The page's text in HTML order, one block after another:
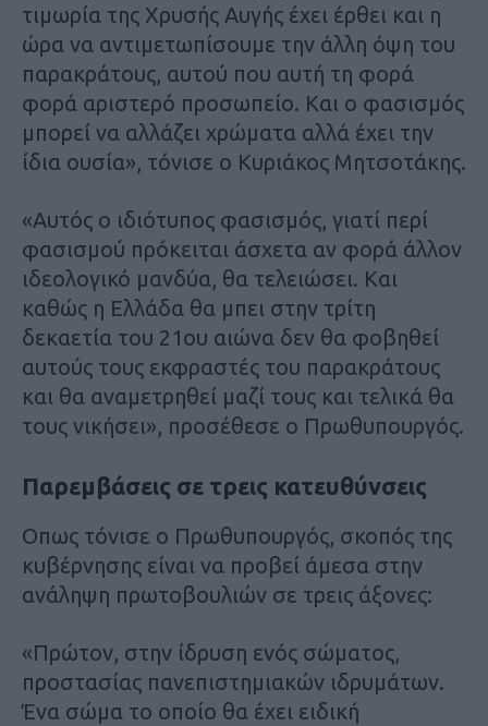
τιμωρία της Χρυσής Αυγής έχει έρθει και η
ώρα να αντιμετωπίσουμε την άλλη όψη του
παρακράτους, αυτού που αυτή τη φορά
φορά αριστερό προσωπείο. Και ο φασισμός
μπορεί να αλλάζει χρώματα αλλά έχει την
ίδια ουσία», τόνισε ο Κυριάκος Μητσοτάκης.
«Αυτός ο ιδιότυπος φασισμός, γιατί περί
φασισμού πρόκειται άσχετα αν φορά άλλον
ιδεολογικό μανδύα, θα τελειώσει. Και
καθώς η Ελλάδα θα μπει στην τρίτη
δεκαετία του 21ου αιώνα δεν θα φοβηθεί
αυτούς τους εκφραστές του παρακράτους
και θα αναμετρηθεί μαζί τους και τελικά θα
τους νικήσει», προσέθεσε ο Πρωθυπουργός.
Παρεμβάσεις σε τρεις κατευθύνσεις
Οπως τόνισε ο Πρωθυπουργός, σκοπός της
κυβέρνησης είναι να προβεί άμεσα στην
ανάληψη πρωτοβουλιών σε τρεις άξονες:
«Πρώτον, στην ίδρυση ενός σώματος,
προστασίας πανεπιστημιακών ιδρυμάτων.
Ένα σώμα το οποίο θα έχει ειδική